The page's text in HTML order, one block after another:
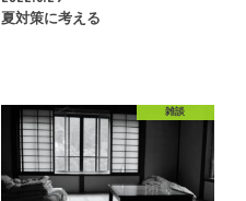
夏対策に考える
雑談